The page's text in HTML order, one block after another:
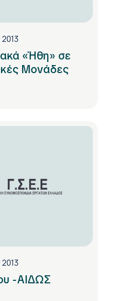
«Ήθη» σε
Μονάδες
-ΑΙΔΩΣ